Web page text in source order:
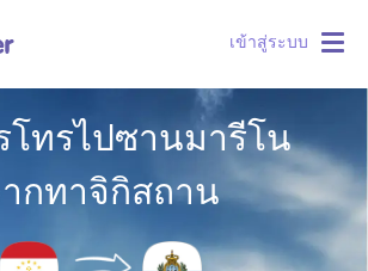
เข้าสู่ระบบ
โทรไปซานมารีโน
กทาจิกิสถาน